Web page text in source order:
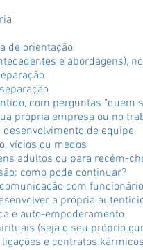
de orientação
e abordagens),
com perguntas "quem
própria empresa ou no
de equipe
vícios ou medos
adultos ou para recém-
como pode continuar?
com
a própria
e auto-empoderamento
(seja o seu próprio
e contratos kármicos